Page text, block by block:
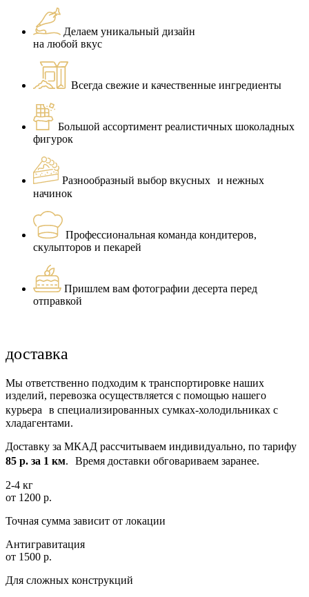
Делаем уникальный дизайн
на любой вкус
Всегда свежие и качественные ингредиенты
Большой ассортимент реалистичных шоколадных
фигурок
Разнообразный выбор вкусных и нежных
начинок
Профессиональная команда кондитеров,
скульпторов и пекарей
Пришлем вам фотографии десерта перед
отправкой
доставка
Мы ответственно подходим к транспортировке наших
изделий, перевозка осуществляется с помощью нашего
курьера в специализированных сумках-холодильниках с
хладагентами.
Доставку за МКАД рассчитываем индивидуально, по тарифу
85 р. за 1 км. Время доставки обговариваем заранее.
2-4 кг
от 1200 р.
Точная сумма зависит от локации
Антигравитация
от 1500 р.
Для сложных конструкций